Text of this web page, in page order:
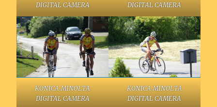
DIGITAL CAMERA
DIGITAL CAMERA
KONICA MINOLTA
DIGITAL CAMERA
KONICA MINOLTA
DIGITAL CAMERA